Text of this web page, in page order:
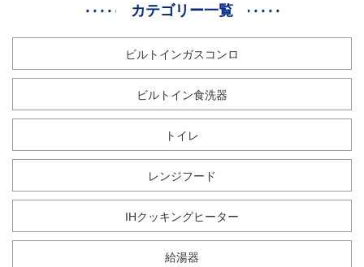
カテゴリー一覧
ビルトインガスコンロ
ビルトイン食洗器
トイレ
レンジフード
IHクッキングヒーター
給湯器